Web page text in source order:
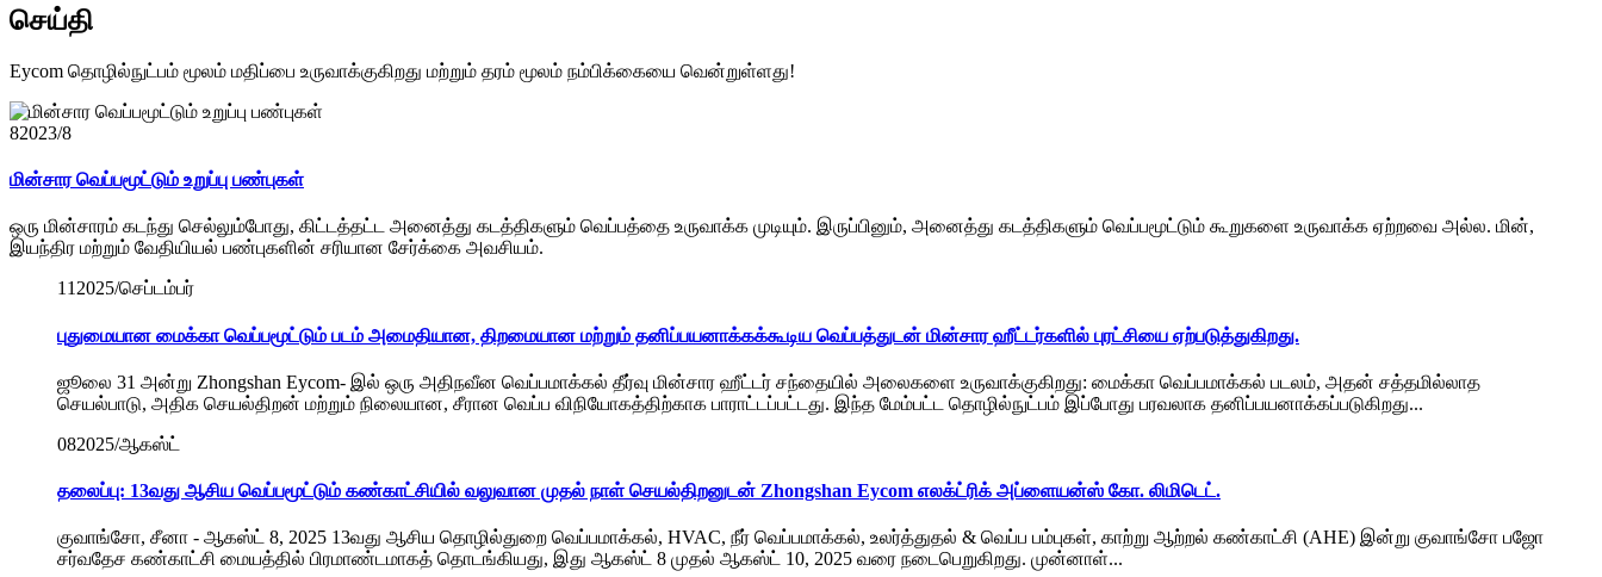
செய்தி
Eycom தொழில்நுட்பம் மூலம் மதிப்பை உருவாக்குகிறது மற்றும் தரம் மூலம் நம்பிக்கையை வென்றுள்ளது!
82023/8
மின்சார வெப்பமூட்டும் உறுப்பு பண்புகள்
ஒரு மின்சாரம் கடந்து செல்லும்போது, ​​கிட்டத்தட்ட அனைத்து கடத்திகளும் வெப்பத்தை உருவாக்க முடியும். இருப்பினும், அனைத்து கடத்திகளும் வெப்பமூட்டும் கூறுகளை உருவாக்க ஏற்றவை அல்ல. மின்,
இயந்திர மற்றும் வேதியியல் பண்புகளின் சரியான சேர்க்கை அவசியம்.
11 2025/செப்டம்பர்
புதுமையான மைக்கா வெப்பமூட்டும் படம் அமைதியான, திறமையான மற்றும் தனிப்பயனாக்கக்கூடிய வெப்பத்துடன் மின்சார ஹீட்டர்களில் புரட்சியை ஏற்படுத்துகிறது.
ஜூலை 31 அன்று Zhongshan Eycom- இல் ஒரு அதிநவீன வெப்பமாக்கல் தீர்வு மின்சார ஹீட்டர் சந்தையில் அலைகளை உருவாக்குகிறது: மைக்கா வெப்பமாக்கல் படலம், அதன் சத்தமில்லாத
செயல்பாடு, அதிக செயல்திறன் மற்றும் நிலையான, சீரான வெப்ப விநியோகத்திற்காக பாராட்டப்பட்டது. இந்த மேம்பட்ட தொழில்நுட்பம் இப்போது பரவலாக தனிப்பயனாக்கப்படுகிறது...
082025/ஆகஸ்ட்
தலைப்பு: 13வது ஆசிய வெப்பமூட்டும் கண்காட்சியில் வலுவான முதல் நாள் செயல்திறனுடன் Zhongshan Eycom எலக்ட்ரிக் அப்ளையன்ஸ் கோ. லிமிடெட்.
குவாங்சோ, சீனா - ஆகஸ்ட் 8, 2025 13வது ஆசிய தொழில்துறை வெப்பமாக்கல், HVAC, நீர் வெப்பமாக்கல், உலர்த்துதல் & வெப்ப பம்புகள், காற்று ஆற்றல் கண்காட்சி (AHE) இன்று குவாங்சோ பஜோ
சர்வதேச கண்காட்சி மையத்தில் பிரமாண்டமாகத் தொடங்கியது, இது ஆகஸ்ட் 8 முதல் ஆகஸ்ட் 10, 2025 வரை நடைபெறுகிறது. முன்னாள்...